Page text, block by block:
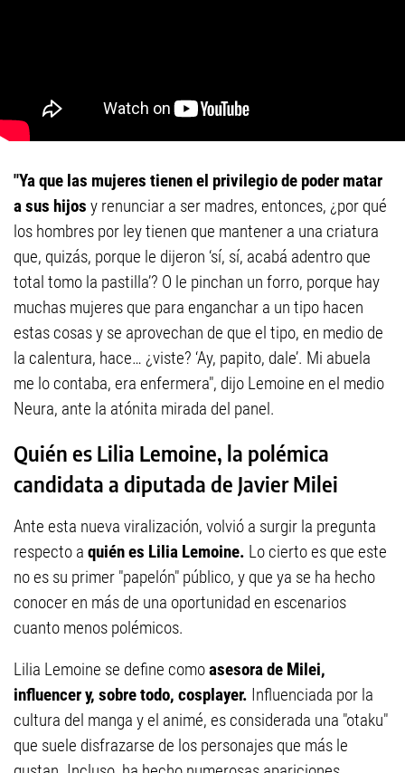
"Ya que las mujeres tienen el privilegio de poder matar
a sus hijos y renunciar a ser madres, entonces, ¿por qué
los hombres por ley tienen que mantener a una criatura
que, quizás, porque le dijeron ‘sí, sí, acabá adentro que
total tomo la pastilla’? O le pinchan un forro, porque hay
muchas mujeres que para enganchar a un tipo hacen
estas cosas y se aprovechan de que el tipo, en medio de
la calentura, hace… ¿viste? ‘Ay, papito, dale’. Mi abuela
me lo contaba, era enfermera", dijo Lemoine en el medio
Neura, ante la atónita mirada del panel.
Quién es Lilia Lemoine, la polémica
candidata a diputada de Javier Milei
Ante esta nueva viralización, volvió a surgir la pregunta
respecto a quién es Lilia Lemoine. Lo cierto es que este
no es su primer "papelón" público, y que ya se ha hecho
conocer en más de una oportunidad en escenarios
cuanto menos polémicos.
Lilia Lemoine se define comoasesora de Milei,
influencer y, sobre todo, cosplayer. Influenciada por la
cultura del manga y el animé, es considerada una "otaku"
que suele disfrazarse de los personajes que más le